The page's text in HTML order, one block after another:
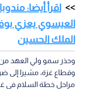
اقرأ أيضا:
العيسوي يعزي
الملك الحسين
وحذر سمو ولي العهد من
وقطاع غزة، مشيرا إلى
مراحل خطة السلام في